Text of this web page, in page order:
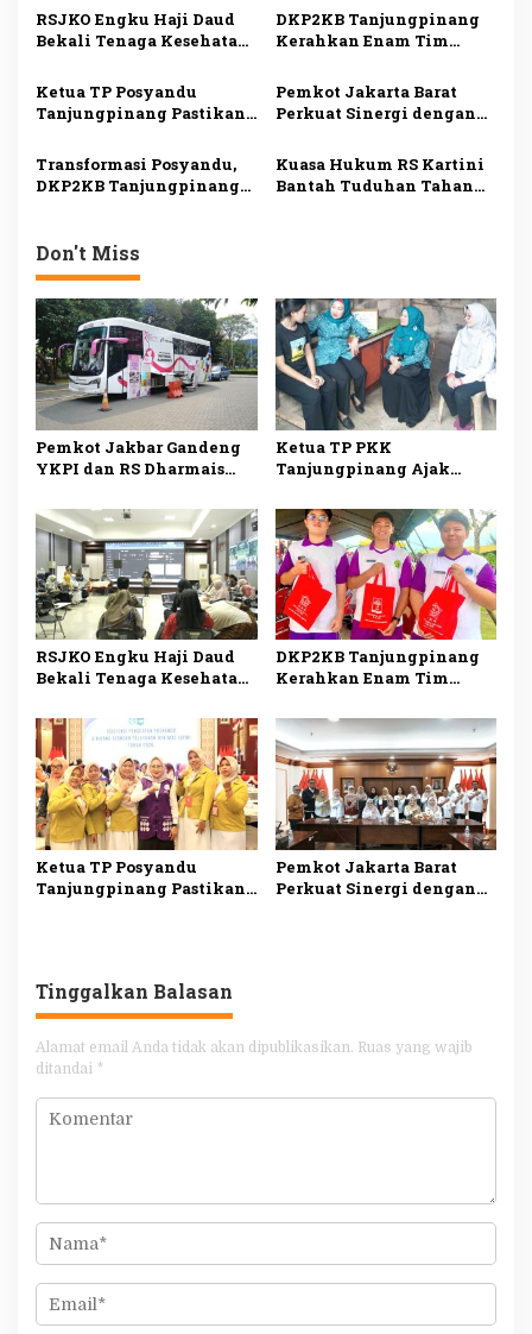
p
o
s
Payudara untuk Kader
PKK
Warga Lewat Program
Menyisir
RSJKO Engku Haji Daud
Bekali Tenaga Kesehatan
Tingkatkan Pelayanan
Medis
DKP2KB Tanjungpinang
Kerahkan Enam Tim
Kesehatan Kogabwilhan I
Ketua TP Posyandu
Tanjungpinang Pastikan
Makin Optimal melalui
Penguatan Posyandu
Pemkot Jakarta Barat
Perkuat Sinergi dengan
untuk Tingkatkan
Layanan Kesehatan
Transformasi Posyandu,
DKP2KB Tanjungpinang
Layanan Kesehatan
Kuasa Hukum RS Kartini
Bantah Tuduhan Tahan
Don't Miss
Pemkot Jakbar Gandeng
YKPI dan RS Dharmais
Payudara untuk Kader
PKK
Ketua TP PKK
Tanjungpinang Ajak
Warga Lewat Program
Menyisir
RSJKO Engku Haji Daud
Bekali Tenaga Kesehatan
Tingkatkan Pelayanan
Medis
DKP2KB Tanjungpinang
Kerahkan Enam Tim
Kesehatan Kogabwilhan I
Ketua TP Posyandu
Tanjungpinang Pastikan
Pemkot Jakarta Barat
Perkuat Sinergi dengan
Tinggalkan Balasan
Alamat email Anda tidak akan dipublikasikan. Ruas yang wajib
ditandai *